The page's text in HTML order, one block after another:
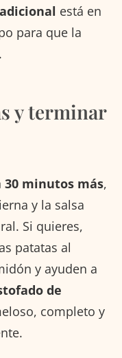
está en
para que la
y terminar
30 minutos más,
y la salsa
Si quieres,
patatas al
y ayuden a
de
completo y